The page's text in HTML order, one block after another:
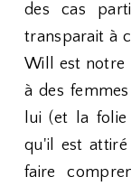
des cas
transparait à
Will est notre
à des
lui (et la folie
qu'il est
faire